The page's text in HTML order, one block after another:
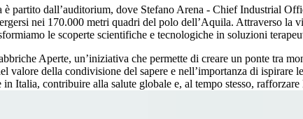
partito dall’auditorium, dove Stefano Arena - Chief Industrial
nei 170.000 metri quadri del polo dell’Aquila. Attraverso
le scoperte scientifiche e tecnologiche in soluzioni
Aperte, un’iniziativa che permette di creare un ponte tra
valore della condivisione del sapere e nell’importanza di
Italia, contribuire alla salute globale e, al tempo stesso,